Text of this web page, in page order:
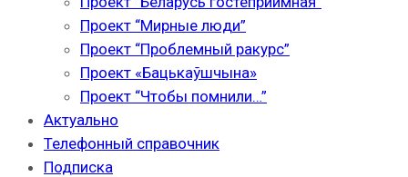
Проект “Мирные люди”
Проект “Проблемный ракурс”
Проект «Бацькаўшчына»
Проект “Чтобы помнили…”
Актуально
Телефонный справочник
Подписка